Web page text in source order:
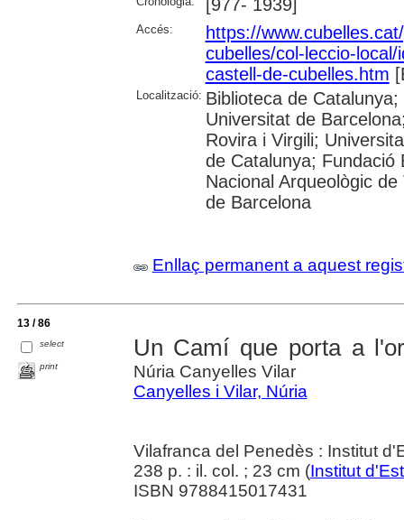
[977- 1939]
Accés:
https://
cubelles/col-leccio-
castell-de-cubelles.htm
Localització: Biblioteca de
Universitat de
Rovira i Virgili;
de Catalunya; Fundació
Nacional Arqueològic
de Barcelona
Enllaç permanent a aquest
13 / 86
select
print
Un Camí que porta a
Núria Canyelles Vilar
Canyelles i Vilar, Núria
Vilafranca del Penedès : Institut
238 p. : il. col. ; 23 cm (Institut
ISBN 9788415017431